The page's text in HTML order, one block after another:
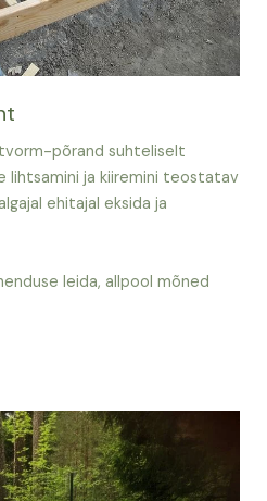
põrand suhteliselt
lihtsamini ja kiiremini teostatav
ehitajal eksida ja
leida, allpool mõned